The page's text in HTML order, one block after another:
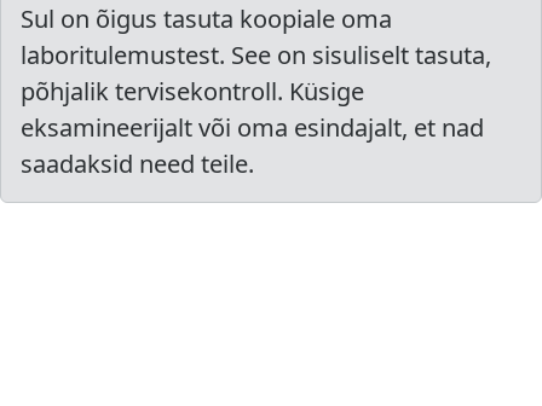
Sul on õigus tasuta koopiale oma
laboritulemustest. See on sisuliselt tasuta,
põhjalik tervisekontroll. Küsige
eksamineerijalt või oma esindajalt, et nad
saadaksid need teile.